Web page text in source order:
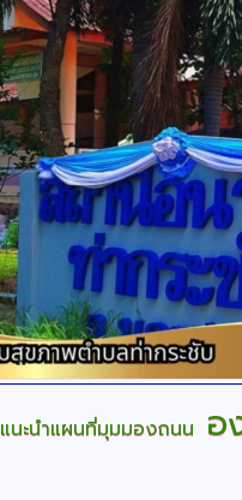
แนะนำแผนที่มุมมองถนน อ